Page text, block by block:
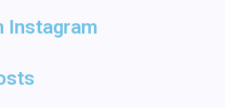
Instagram